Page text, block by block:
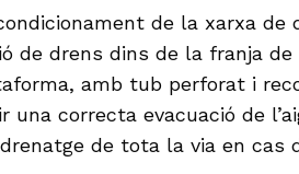
de la xarxa de
de drens dins de la franja
amb tub perforat i
correcta evacuació de
de tota la via en cas